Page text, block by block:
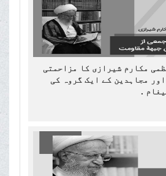
مکارم شیرازی کا مزاحمتی
مجاہدین کے ایک گروہ کی
.